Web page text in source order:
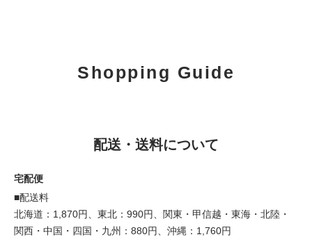
Shopping Guide
配送・送料について
宅配便
■配送料
北海道：1,870円、東北：990円、関東・甲信越・東海・北陸・
関西・中国・四国・九州：880円、沖縄：1,760円